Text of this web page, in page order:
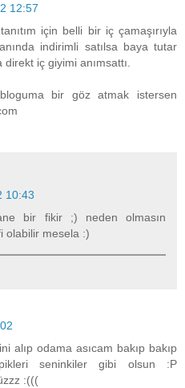
12:57
için belli bir iç çamaşırıyla
indirimli satılsa baya tutar
iç giyimi anımsattı.
bir göz atmak istersen
10:43
bir fikir ;) neden olmasın
olabilir mesela :)
alıp odama asıcam bakıp bakıp
seninkiler gibi olsun :P
:(((